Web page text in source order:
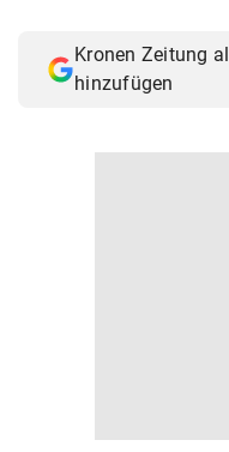
Kronen Zeitung
hinzufügen